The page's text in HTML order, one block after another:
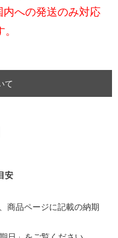
への発送のみ対応
て
安
商品ページに記載の納期